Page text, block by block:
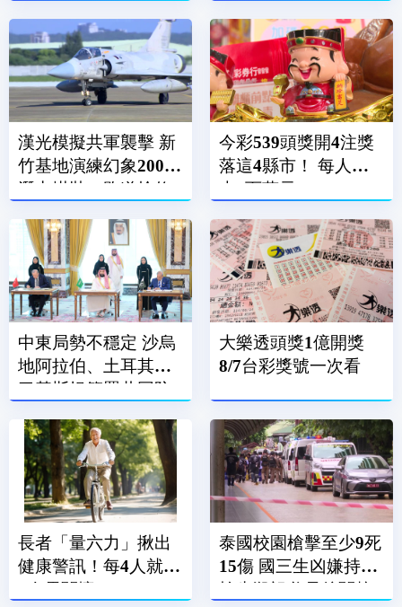
漢光模擬共軍襲擊 新
竹基地演練幻象2000
潛力掛裝、跑道搶修
今彩539頭獎開4注獎
落這4縣市！ 每人抱
走6百萬元
中東局勢不穩定 沙烏
地阿拉伯、土耳其、
巴基斯坦簽署共同防
大樂透頭獎1億開獎
8/7台彩獎號一次看
長者「量六力」揪出
健康警訊！每4人就有
1人需關懷
泰國校園槍擊至少9死
15傷 國三生凶嫌持手
槍先殺祖父母後闖校